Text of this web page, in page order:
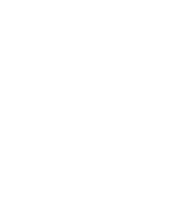
udara